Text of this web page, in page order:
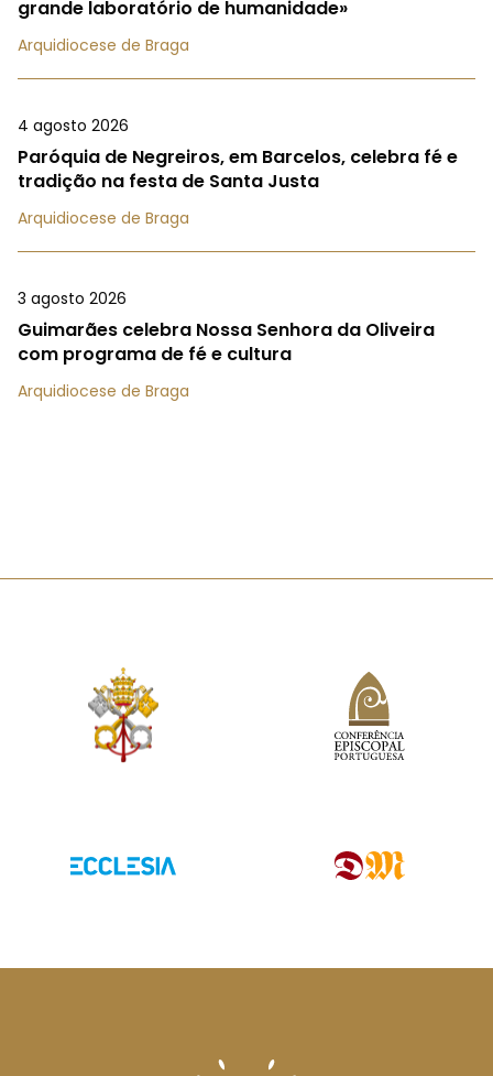
grande laboratório de humanidade»
Arquidiocese de Braga
4 agosto 2026
Paróquia de Negreiros, em Barcelos, celebra fé e
tradição na festa de Santa Justa
Arquidiocese de Braga
3 agosto 2026
Guimarães celebra Nossa Senhora da Oliveira
com programa de fé e cultura
Arquidiocese de Braga